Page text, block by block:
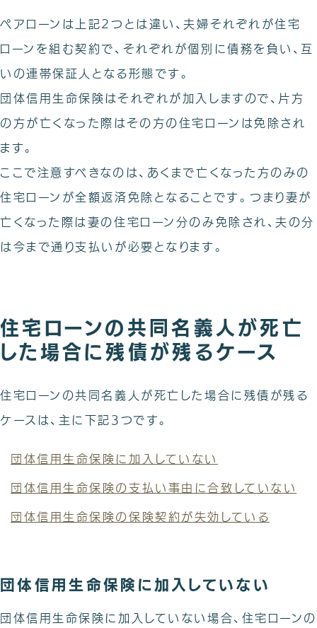
ペアローンは上記2つとは違い、夫婦それぞれが住宅
ローンを組む契約で、それぞれが個別に債務を負い、互
いの連帯保証人となる形態です。
団体信用生命保険はそれぞれが加入しますので、片方
の方が亡くなった際はその方の住宅ローンは免除され
ます。
ここで注意すべきなのは、あくまで亡くなった方のみの
住宅ローンが全額返済免除となることです。つまり妻が
亡くなった際は妻の住宅ローン分のみ免除され、夫の分
は今まで通り支払いが必要となります。
住宅ローンの共同名義人が死亡
した場合に残債が残るケース
住宅ローンの共同名義人が死亡した場合に残債が残る
ケースは、主に下記3つです。
団体信用生命保険に加入していない
団体信用生命保険の支払い事由に合致していない
団体信用生命保険の保険契約が失効している
団体信用生命保険に加入していない
団体信用生命保険に加入していない場合、住宅ローンの